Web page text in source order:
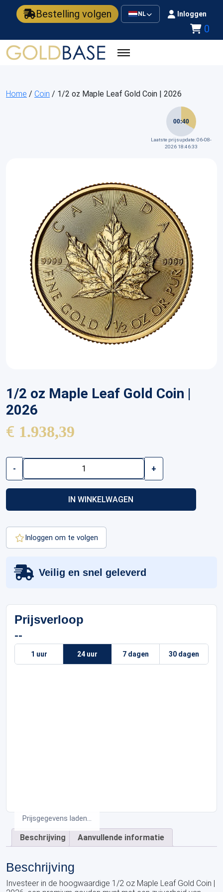
Bestelling volgen NL Inloggen
0
Home / Coin / 1/2 oz Maple Leaf Gold Coin | 2026
00:40
Laatste prijsupdate: 06-08-
2026 18:46:33
1/2 oz Maple Leaf Gold Coin |
2026
€ 1.938,39
-
1/2
Maple
Leaf
Coin
2026
aantal
+
IN WINKELWAGEN
Inloggen om te volgen
Veilig en snel geleverd
Prijsverloop
--
1 uur 24 uur 7 dagen 30 dagen
Prijsgegevens laden...
Beschrijving Aanvullende informatie
Beschrijving
Investeer in de hoogwaardige 1/2 oz Maple Leaf Gold Coin |